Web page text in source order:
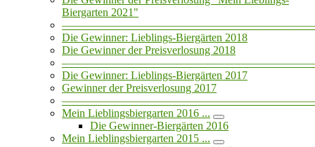
Biergarten 2021"
Die Gewinner: Lieblings-Biergärten 2018
Die Gewinner der Preisverlosung 2018
Die Gewinner: Lieblings-Biergärten 2017
Gewinner der Preisverlosung 2017
Mein Lieblingsbiergarten 2016 ...
Die Gewinner-Biergärten 2016
Mein Lieblingsbiergarten 2015 ...